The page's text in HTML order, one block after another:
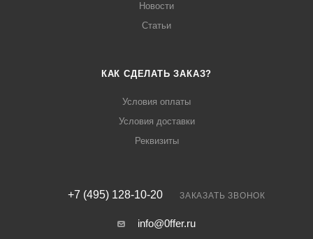
Новости
Статьи
КАК СДЕЛАТЬ ЗАКАЗ?
Условия оплаты
Условия доставки
Реквизиты
+7 (495) 128-10-20 ЗАКАЗАТЬ ЗВОНОК
info@0ffer.ru